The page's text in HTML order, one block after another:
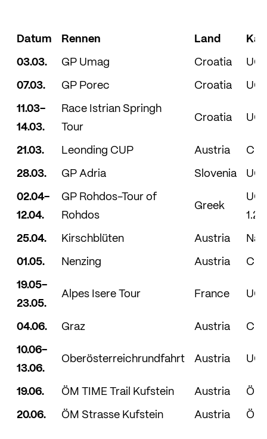
Datum Rennen Land
03.03.
GP Umag Croatia
UCI
07.03.
GP Porec Croatia
UCI
11.03-
14.03.
Race Istrian Springh
Tour
Croatia
21.03.
Leonding CUP Austria
28.03.
GP Adria Slovenia UCI
02.04-
12.04.
GP Rohdos-Tour of
Rohdos
Greek
UCI
1.2/
25.04.
Kirschblüten Austria
01.05.
Nenzing Austria
19.05-
23.05.
Alpes Isere Tour France
04.06.
Graz Austria
10.06-
13.06.
Oberösterreichrundfahrt Austria
19.06.
ÖM TIME Trail Kufstein Austria
ÖM
20.06.
ÖM Strasse Kufstein Austria ÖM